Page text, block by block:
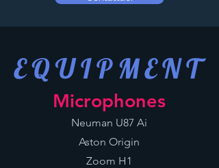
EQUIPMENT
Microphones
Neuman U87 Ai
Aston Origin
Zoom H1